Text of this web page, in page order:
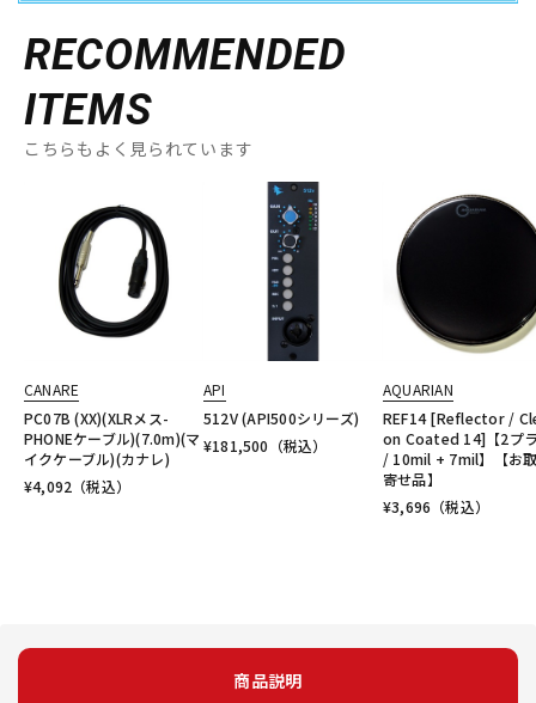
RECOMMENDED
ITEMS
こちらもよく見られています
CANARE
PC07B (XX)(XLRメス-
PHONEケーブル)(7.0m)(マ
イクケーブル)(カナレ)
¥4,092 （税込）
API
512V (API500シリーズ)
¥181,500 （税込）
AQUARIAN
REF14 [Reflector /
on Coated 14]【2プ
/ 10mil + 7mil】【お
寄せ品】
¥3,696 （税込）
商品説明